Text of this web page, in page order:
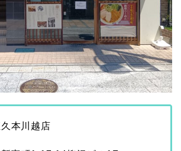
本川越店